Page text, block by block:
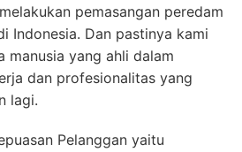
pemasangan peredam
Indonesia. Dan pastinya kami
manusia yang ahli dalam
dan profesionalitas yang
lagi.
Pelanggan yaitu